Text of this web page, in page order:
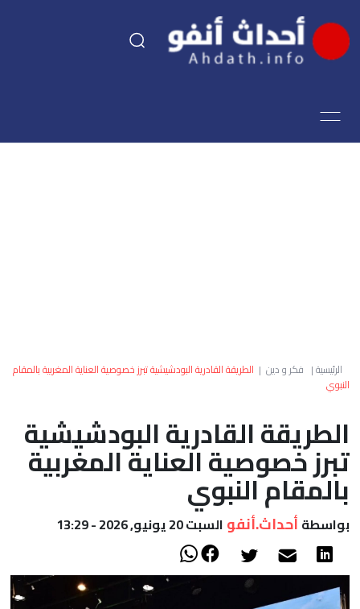
اقتصاد
العالم
الصحراء
الرئيسية| فكر و دين | الطريقة القادرية البودشيشية تبرز خصوصية العناية المغربية بالمقام
النبوي
الطريقة القادرية البودشيشية
تبرز خصوصية العناية المغربية
بالمقام النبوي
بواسطة أحداث.أنفو السبت 20 يونيو, 2026 - 13:29